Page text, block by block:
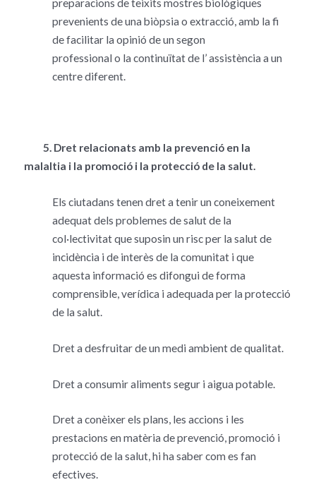
preparacions de teixits mostres biològiques
prevenients de una biòpsia o extracció, amb la fi
de facilitar la opinió de un segon
professional o la continuïtat de l’ assistència a un
centre diferent.
5. Dret relacionats amb la prevenció en la
malaltia i la promoció i la protecció de la salut.
Els ciutadans tenen dret a tenir un coneixement
adequat dels problemes de salut de la
col·lectivitat que suposin un risc per la salut de
incidència i de interès de la comunitat i que
aquesta informació es difongui de forma
comprensible, verídica i adequada per la protecció
de la salut.
Dret a desfruitar de un medi ambient de qualitat.
Dret a consumir aliments segur i aigua potable.
Dret a conèixer els plans, les accions i les
prestacions en matèria de prevenció, promoció i
protecció de la salut, hi ha saber com es fan
efectives.